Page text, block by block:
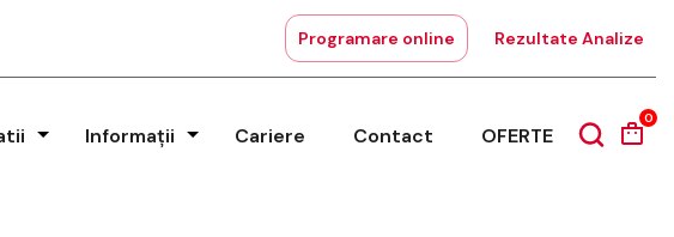
Programare online Rezultate Analize
Informații Cariere Contact OFERTE
0